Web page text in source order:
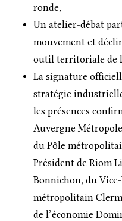
ronde,
Un atelier-débat
mouvement et
outil territoriale de
La signature
stratégie
les présences
Auvergne
du Pôle
Président de Riom
Bonnichon, du
métropolitain
de l’économie